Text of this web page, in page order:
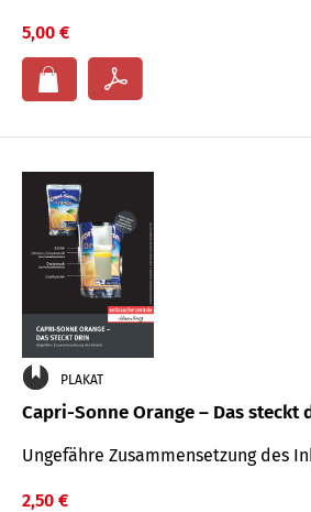
5,00 €
PLAKAT
Capri-Sonne Orange – Das steckt
Ungefähre Zu­sammen­setzung des
2,50 €